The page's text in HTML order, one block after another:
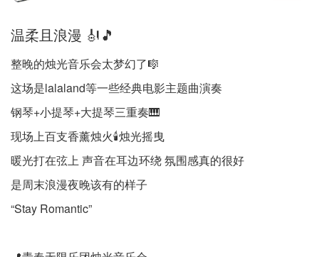
温柔且浪漫 🎻🎵
整晚的烛光音乐会太梦幻了🎼
这场是lalaland等一些经典电影主题曲演奏
钢琴+小提琴+大提琴三重奏🎹
现场上百支香薰烛火🕯️烛光摇曳
暖光打在弦上 声音在耳边环绕 氛围感真的很好
是周末浪漫夜晚该有的样子
“Stay Romantic”